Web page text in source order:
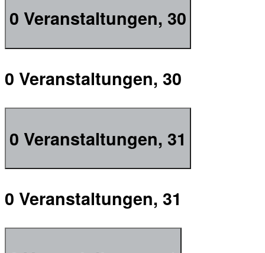
0 Veranstaltungen, 30
0 Veranstaltungen, 30
0 Veranstaltungen, 31
0 Veranstaltungen, 31